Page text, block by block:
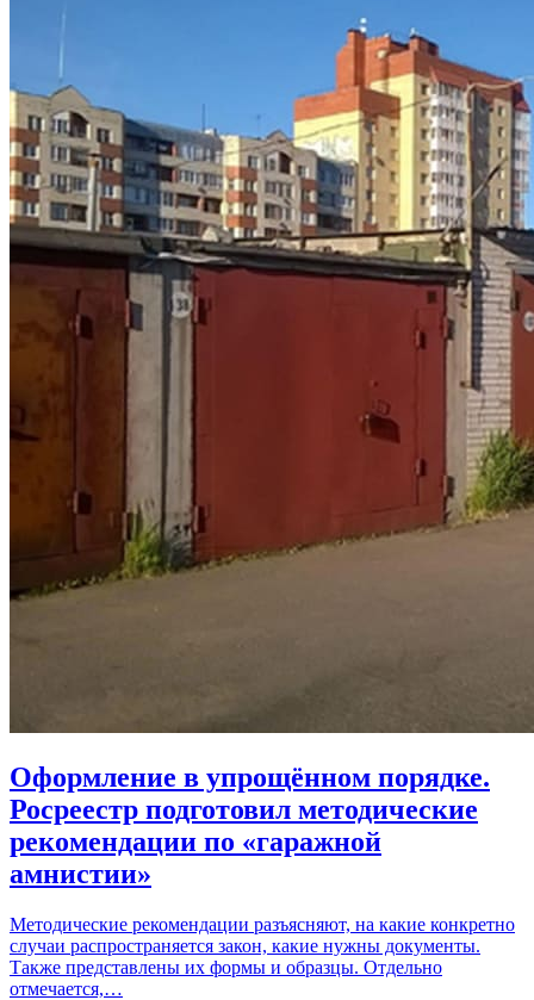
Оформление в упрощённом порядке.
Росреестр подготовил методические
рекомендации по «гаражной
амнистии»
Методические рекомендации разъясняют, на какие конкретно
случаи распространяется закон, какие нужны документы.
Также представлены их формы и образцы. Отдельно
отмечается,…